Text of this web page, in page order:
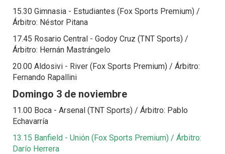
15.30 Gimnasia - Estudiantes (Fox Sports Premium) /
Árbitro: Néstor Pitana
17.45 Rosario Central - Godoy Cruz (TNT Sports) /
Árbitro: Hernán Mastrángelo
20.00 Aldosivi - River (Fox Sports Premium) / Árbitro:
Fernando Rapallini
Domingo 3 de noviembre
11.00 Boca - Arsenal (TNT Sports) / Árbitro: Pablo
Echavarría
13.15 Banfield - Unión (Fox Sports Premium) / Árbitro:
Darío Herrera